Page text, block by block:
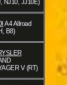
NJ10, JJ10E)
A4 Allroad
B8)
V (RT)